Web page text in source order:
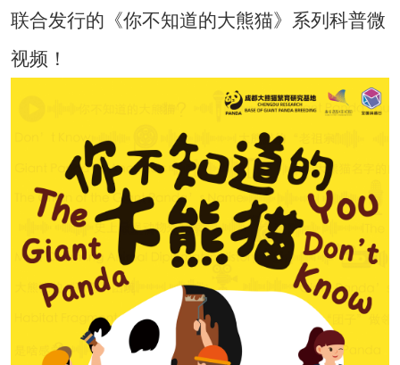
联合发行的《你不知道的大熊猫》系列科普微
视频！